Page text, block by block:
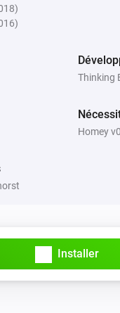
Cleaner
Cleaner
Cleaner
Thinking
Homey
Installer